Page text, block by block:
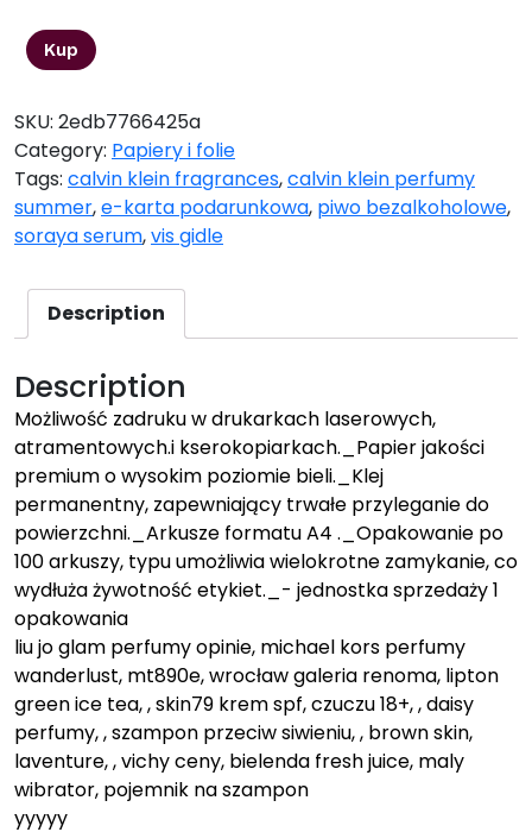
Kup
SKU: 2edb7766425a
Category: Papiery i folie
Tags: calvin klein fragrances,calvin klein perfumy
summer,e-karta podarunkowa, piwo bezalkoholowe,
soraya serum,vis gidle
Description
Description
Możliwość zadruku w drukarkach laserowych,
atramentowych.i kserokopiarkach._Papier jakości
premium o wysokim poziomie bieli._Klej
permanentny, zapewniający trwałe przyleganie do
powierzchni._Arkusze formatu A4 ._Opakowanie po
100 arkuszy, typu umożliwia wielokrotne zamykanie, co
wydłuża żywotność etykiet._- jednostka sprzedaży 1
opakowania
liu jo glam perfumy opinie, michael kors perfumy
wanderlust, mt890e, wrocław galeria renoma, lipton
green ice tea, , skin79 krem spf, czuczu 18+, , daisy
perfumy, , szampon przeciw siwieniu, , brown skin,
laventure, , vichy ceny, bielenda fresh juice, maly
wibrator, pojemnik na szampon
yyyyy